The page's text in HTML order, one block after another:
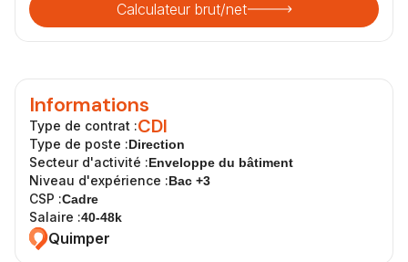
Calculateur brut/net
Informations
Type de contrat :CDI
Type de poste :Direction
Secteur d'activité :Enveloppe du bâtiment
Niveau d'expérience :Bac +3
CSP :Cadre
Salaire :40-48k
Quimper